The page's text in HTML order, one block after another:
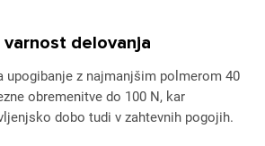
delovanja
upogibanje z najmanjšim polmerom 40
obremenitve do 100 N, kar
dobo tudi v zahtevnih pogojih.